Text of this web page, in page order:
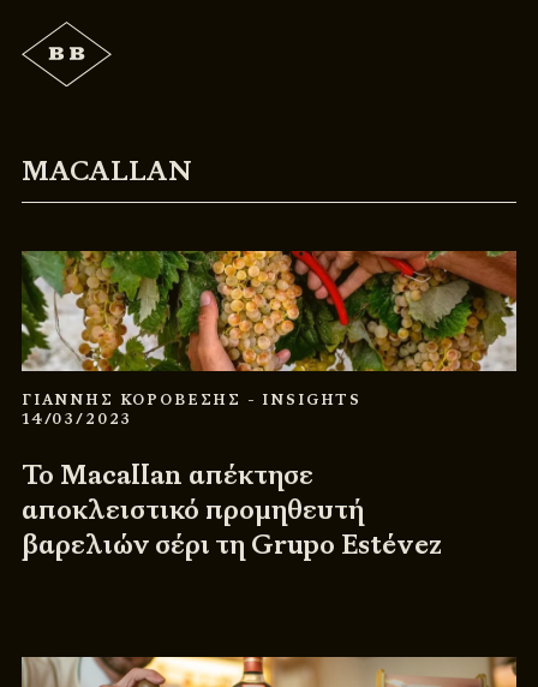
MACALLAN
ΓΙΑΝΝΗΣ ΚΟΡΟΒΕΣΗΣ - INSIGHTS
14/03/2023
Το Macallan απέκτησε
αποκλειστικό προμηθευτή
βαρελιών σέρι τη Grupo Estévez